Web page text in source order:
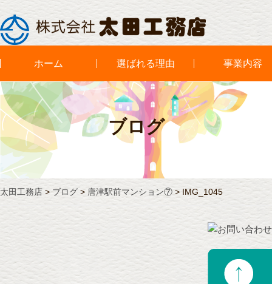
ホーム 選ばれる理由 事業内容
ブログ
太田工務店 >ブログ > 唐津駅前マンション⑦ > IMG_1045